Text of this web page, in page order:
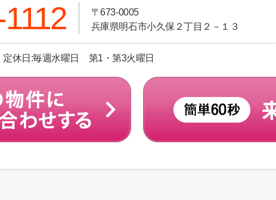
〒673-0005
兵庫県明石市小久保２丁目２－１３
休日:毎週水曜日 第1・第3火曜日